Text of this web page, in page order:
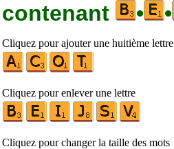
contenant
• •
Cliquez pour ajouter une huitième lettre
Cliquez pour enlever une lettre
Cliquez pour changer la taille des mots